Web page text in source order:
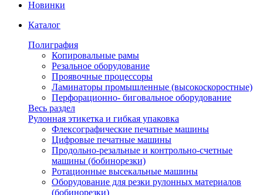
Новинки
Каталог
Полиграфия
Копировальные рамы
Резальное оборудование
Проявочные процессоры
Ламинаторы промышленные (высокоскоростные)
Перфорационно- биговальное оборудование
Весь раздел
Рулонная этикетка и гибкая упаковка
Флексографические печатные машины
Цифровые печатные машины
Продольно-резальные и контрольно-счетные
машины (бобинорезки)
Ротационные высекальные машины
Оборудование для резки рулонных материалов
(бобинорезки)